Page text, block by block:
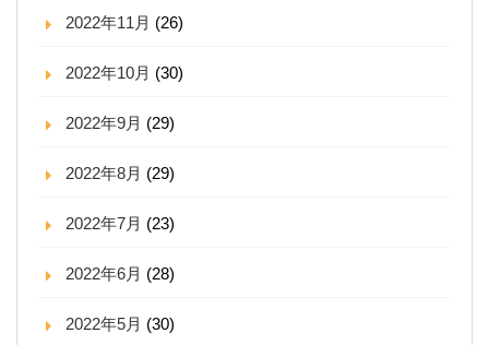
2022年11月 (26)
2022年10月 (30)
2022年9月 (29)
2022年8月 (29)
2022年7月 (23)
2022年6月 (28)
2022年5月 (30)